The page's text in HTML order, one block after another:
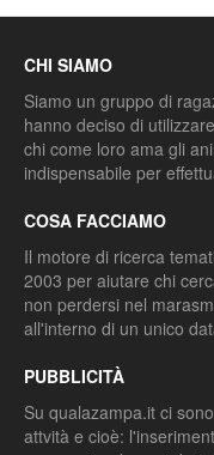
CHI SIAMO
Siamo un gruppo di
hanno deciso di
chi come loro ama gli
indispensabile per
COSA FACCIAMO
Il motore di ricerca
2003 per aiutare chi
non perdersi nel
all'interno di un unico
PUBBLICITÀ
Su qualazampa.it ci
attvità e cioè: